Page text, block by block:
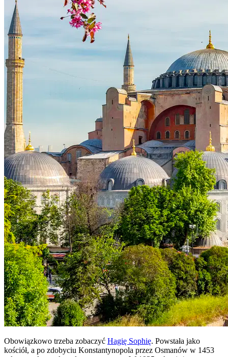
Obowiązkowo trzeba zobaczyć Hagię Sophię. Powstała jako
kościół, a po zdobyciu Konstantynopola przez Osmanów w 1453